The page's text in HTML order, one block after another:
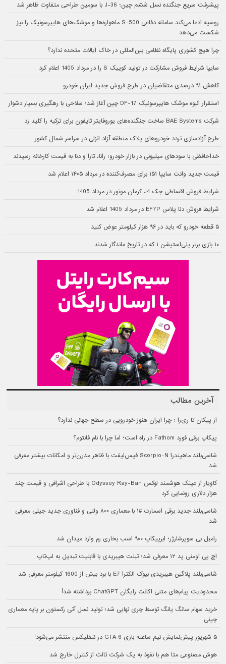
پیشرفت سریع جنگنده نسل ششم چین؛ J-36 با سومین طراحی متفاوت ظاهر شد
روسیه ادعا می‌کند سامانه دفاعی S-500 ماهواره‌ها و موشک‌های هایپرسونیک را نیز
شکست می‌دهد
چرا هیچ کشوری پایگاه نظامی بین‌المللی در خاک ایالات متحده ندارد؟
سایپا شرایط فروش مشارکت در تولید کوییک S را در مرداد 1405 اعلام کرد
کاهش ۹۱ درصدی متقاضیان در طرح فروش جدید ایران خودرو
استقرار انبوه موشک هایپرسونیک DF-17 چین آغاز شد؛ سلاحی با رهگیری بسیار دشوار
شرکت BAE Systems ساخت جنگنده‌های یوروفایتر تایفون برای ترکیه را کلید زد
طرح آزادسازی تردد خودروهای پلاک منطقه آزاد انزلی در سراسر شمال کشور
خداحافظی با سودهای میلیونی در بازار خودرو؛ رانا، تارا و دنا به قیمت کارخانه رسیدند
قیمت جدید وانت سایپا ۱۵۱ برای مصرف‌کننده در مرداد ۱۴۰۵ اعلام شد
شرایط فروش اقساطی جک J4 کرمان موتور در مرداد 1405
شرایط فروش دنا پلاس EF7P در مرداد 1405 اعلام شد
۵ قطعه خودرو که باید در ۹۶ هزار کیلومتر عوض کنید
۱۰ بازی برتر پلی‌استیشن ۱ که در تاریخ ماندگار شدند
آخرین مطالب
از پیکان تا ری‌را ؛ چرا ایران هنوز خودرویی در سطح جهانی ندارد؟
پیکاپ برقی فورد Fathom در راه است؛ اما چرا با نام فانتوم؟
شاسی‌بلند ماهیندرا Scorpio-N فیس‌لیفت با ظاهر مدرن‌تر و امکانات بیشتر معرفی
شد
کاویار از عینک هوشمند لوکس Odyssey Ray-Ban با طراحی اشرافی و قیمت چند
هزار دلاری رونمایی کرد
شاسی‌بلند جدید برقی اسمارت #۱ با معماری ۸۰۰ ولتی و فناوری جدید جیلی معرفی
شد
رامبل بی سوپرشارژر؛ ابرپیکاپ ۹۰۰ اسب بخاری رم وارد میدان شد
اچ پی اومنی پد ۱۲ معرفی شد؛ تبلت هیبریدی با قابلیت تبدیل به لپ‌تاپ
شاسی‌بلند پلاگین هیبریدی بیوک الکترا E7 با برد بیش از 1600 کیلومتر معرفی شد
محدودیت پیام‌های متنی اکانت رایگان ChatGPT برداشته شد!
خرید سهام سانگ‌ یانگ توسط چری نهایی شد؛ تولید نسل آتی رکستون بر پایه معماری
چینی
۵ شهریور پیش‌نمایش نیم ساعته بازی GTA 6 در نتفلیکس منتشر می‌شود!
هوش مصنوعی متا هم با نفوذ به یک شرکت ثالث از کنترل خارج شد